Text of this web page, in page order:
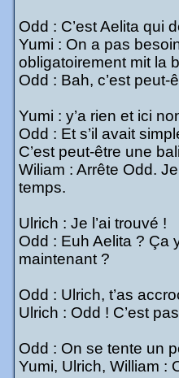
Odd : C’est Aelita qui
Yumi : On a pas
obligatoirement mit la
Odd : Bah, c’est
Yumi : y’a rien et ici
Odd : Et s’il avait
C’est peut-être une
Wiliam : Arrête Odd.
temps.
Ulrich : Je l’ai trouvé !
Odd : Euh Aelita ? Ça
maintenant ?
Odd : Ulrich, t’as
Ulrich : Odd ! C’est
Odd : On se tente un
Yumi, Ulrich, William :